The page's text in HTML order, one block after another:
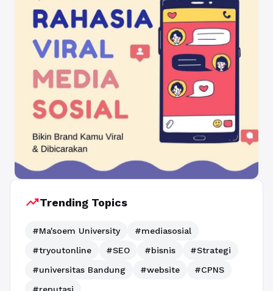
trending_upTrending Topics
#Ma'soem University
#mediasosial
#tryoutonline
#SEO #bisnis
#Strategi
#universitas Bandung
#website
#CPNS
#reputasi